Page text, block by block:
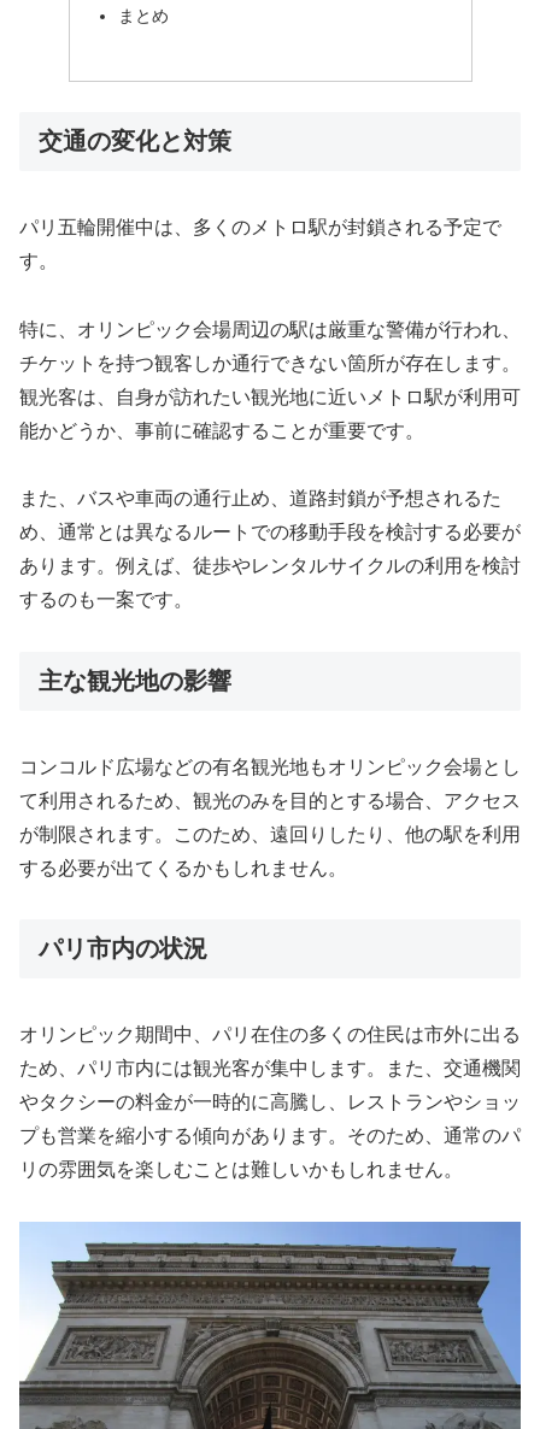
まとめ
交通の変化と対策
パリ五輪開催中は、多くのメトロ駅が封鎖される予定で
す。
特に、オリンピック会場周辺の駅は厳重な警備が行われ、
チケットを持つ観客しか通行できない箇所が存在します。
観光客は、自身が訪れたい観光地に近いメトロ駅が利用可
能かどうか、事前に確認することが重要です。
また、バスや車両の通行止め、道路封鎖が予想されるた
め、通常とは異なるルートでの移動手段を検討する必要が
あります。例えば、徒歩やレンタルサイクルの利用を検討
するのも一案です。
主な観光地の影響
コンコルド広場などの有名観光地もオリンピック会場とし
て利用されるため、観光のみを目的とする場合、アクセス
が制限されます。このため、遠回りしたり、他の駅を利用
する必要が出てくるかもしれません。
パリ市内の状況
オリンピック期間中、パリ在住の多くの住民は市外に出る
ため、パリ市内には観光客が集中します。また、交通機関
やタクシーの料金が一時的に高騰し、レストランやショッ
プも営業を縮小する傾向があります。そのため、通常のパ
リの雰囲気を楽しむことは難しいかもしれません。